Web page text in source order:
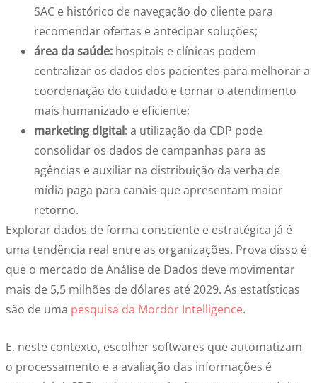
SAC e histórico de navegação do cliente para
recomendar ofertas e antecipar soluções;
área da saúde: hospitais e clínicas podem
centralizar os dados dos pacientes para melhorar a
coordenação do cuidado e tornar o atendimento
mais humanizado e eficiente;
marketing digital: a utilização da CDP pode
consolidar os dados de campanhas para as
agências e auxiliar na distribuição da verba de
mídia paga para canais que apresentam maior
retorno.
Explorar dados de forma consciente e estratégica já é
uma tendência real entre as organizações. Prova disso é
que o mercado de Análise de Dados deve movimentar
mais de 5,5 milhões de dólares até 2029. As estatísticas
são de uma pesquisa da Mordor Intelligence.
E, neste contexto, escolher softwares que automatizam
o processamento e a avaliação das informações é